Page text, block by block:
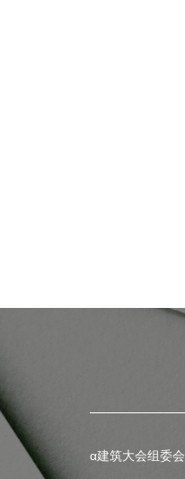
α建筑大会组委会